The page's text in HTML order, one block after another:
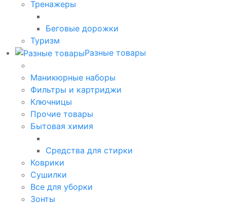
Тренажеры
Беговые дорожки
Туризм
Разные товары
Маникюрные наборы
Фильтры и картриджи
Ключницы
Прочие товары
Бытовая химия
Средства для стирки
Коврики
Сушилки
Все для уборки
Зонты